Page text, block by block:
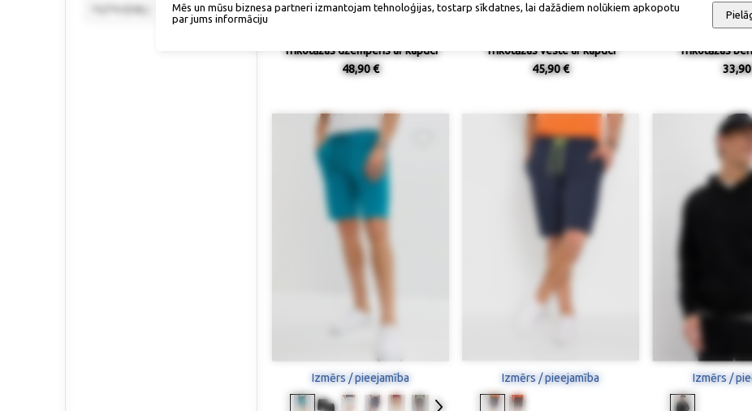
Trikotāžas džemperis ar kapuci
48,90 €
Trikotāžas veste ar kapuci
45,90 €
Trikotāžas
Izmērs / pieejamība Izmērs / pieejamība Izmērs /
Mēs un mūsu biznesa partneri izmantojam tehnoloģijas, tostarp sīkdatnes, lai dažādiem nolūkiem apkopotu
par jums informāciju